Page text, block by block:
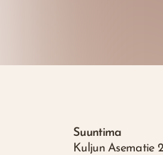
Suuntima
Kuljun Asematie